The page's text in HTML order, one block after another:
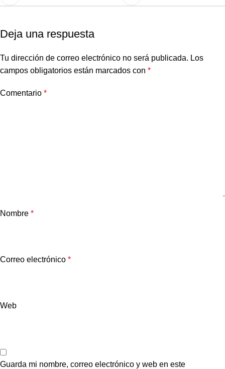
Deja una respuesta
Tu dirección de correo electrónico no será publicada. Los
campos obligatorios están marcados con *
Comentario *
Nombre *
Correo electrónico *
Web
Guarda mi nombre, correo electrónico y web en este